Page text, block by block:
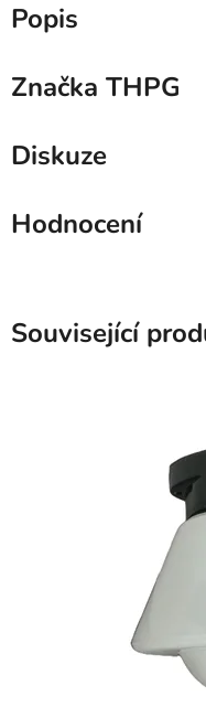
Popis
Značka THPG
Diskuze
Hodnocení
Související